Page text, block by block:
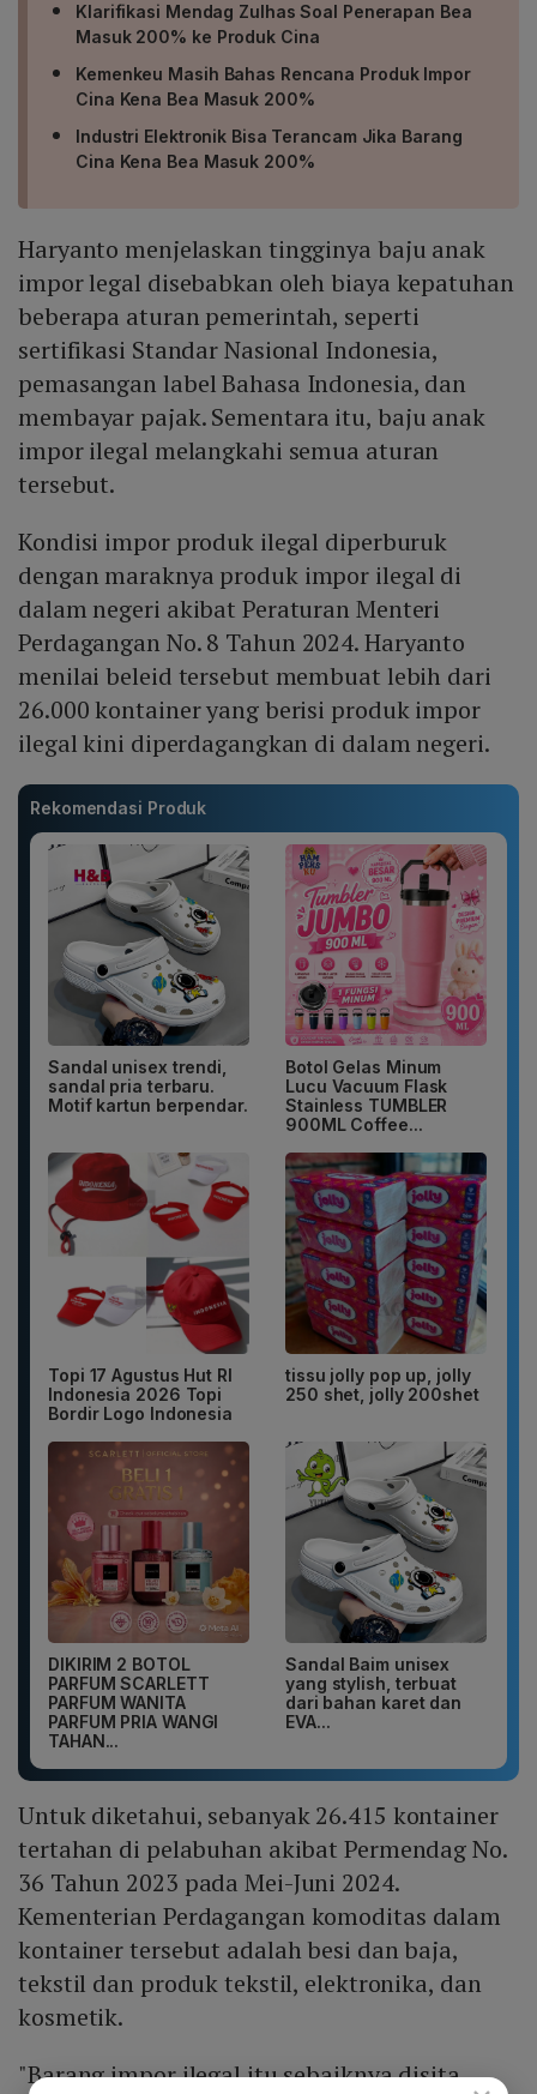
Klarifikasi Mendag Zulhas Soal Penerapan Bea
Masuk 200% ke Produk Cina
Kemenkeu Masih Bahas Rencana Produk Impor
Cina Kena Bea Masuk 200%
Industri Elektronik Bisa Terancam Jika Barang
Cina Kena Bea Masuk 200%
Haryanto menjelaskan tingginya baju anak
impor legal disebabkan oleh biaya kepatuhan
beberapa aturan pemerintah, seperti
sertifikasi Standar Nasional Indonesia,
pemasangan label Bahasa Indonesia, dan
membayar pajak. Sementara itu, baju anak
impor ilegal melangkahi semua aturan
tersebut.
Kondisi impor produk ilegal diperburuk
dengan maraknya produk impor ilegal di
dalam negeri akibat Peraturan Menteri
Perdagangan No. 8 Tahun 2024. Haryanto
menilai beleid tersebut membuat lebih dari
26.000 kontainer yang berisi produk impor
ilegal kini diperdagangkan di dalam negeri.
Rekomendasi Produk
Sandal unisex trendi,
sandal pria terbaru.
Motif kartun berpendar.
Botol Gelas Minum
Lucu Vacuum Flask
Stainless TUMBLER
900ML Coffee...
Topi 17 Agustus Hut RI
Indonesia 2026 Topi
Bordir Logo Indonesia
tissu jolly pop up, jolly
250 shet, jolly 200shet
DIKIRIM 2 BOTOL
PARFUM SCARLETT
PARFUM WANITA
PARFUM PRIA WANGI
TAHAN...
Sandal Baim unisex
yang stylish, terbuat
dari bahan karet dan
EVA...
Untuk diketahui, sebanyak 26.415 kontainer
tertahan di pelabuhan akibat Permendag No.
36 Tahun 2023 pada Mei-Juni 2024.
Kementerian Perdagangan komoditas dalam
kontainer tersebut adalah besi dan baja,
tekstil dan produk tekstil, elektronika, dan
kosmetik.
"Barang impor ilegal itu sebaiknya disita,